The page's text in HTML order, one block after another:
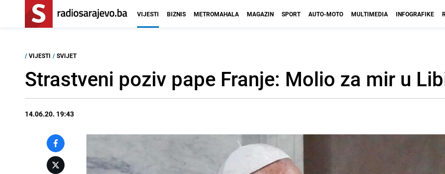
VIJESTI BIZNIS METROMAHALA MAGAZIN SPORT AUTO-MOTO MULTIMEDIA INFOGRAFIKE
/ VIJESTI / SVIJET
Strastveni poziv pape Franje: Molio za mir u
14.06.20. 19:43